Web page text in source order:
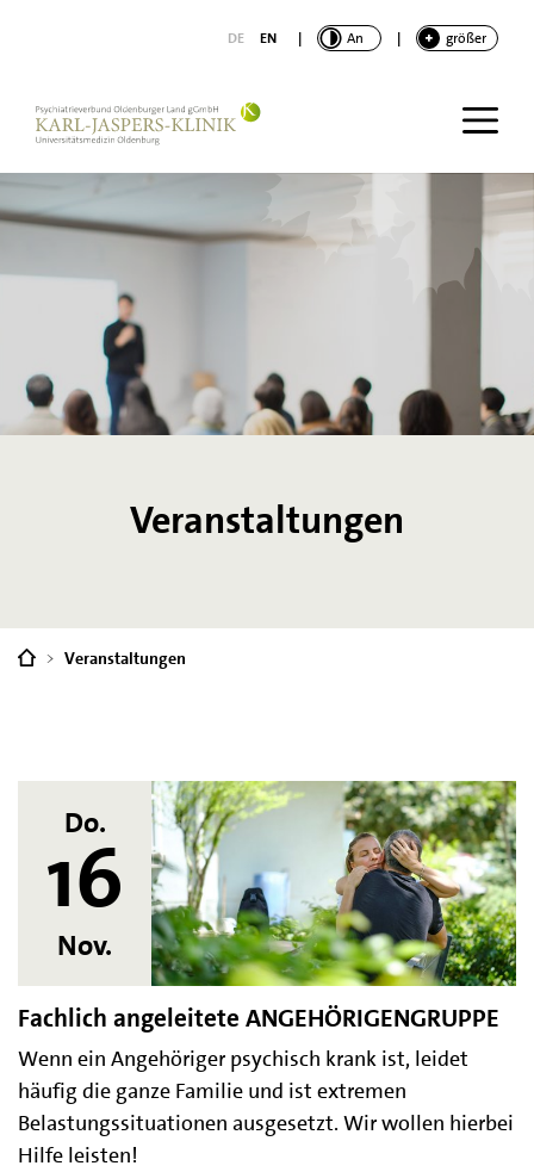
DE EN | KONTRAST
An | SCHRIFTgrößer
Veranstaltungen
Sie
sind
Veranstaltungen
Do.
16
Nov.
Fachlich angeleitete ANGEHÖRIGENGRUPPE
Wenn ein Angehöriger psychisch krank ist, leidet
häufig die ganze Familie und ist extremen
Belastungssituationen ausgesetzt. Wir wollen hierbei
Hilfe leisten!